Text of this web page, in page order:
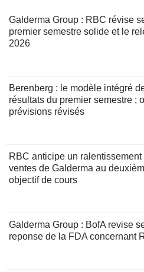
Galderma Group : RBC révise
premier semestre solide et le
2026
Berenberg : le modèle intégré
résultats du premier semestre ;
prévisions révisés
RBC anticipe un
ventes de Galderma au
objectif de cours
Galderma Group : BofA revise
reponse de la FDA concernant